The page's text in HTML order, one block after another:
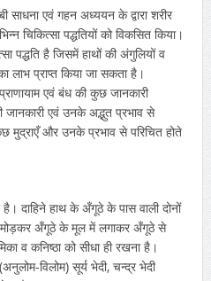
साधना एवं गहन अध्ययन के द्वारा शरीर
चिकित्सा पद्धतियों को विकसित किया।
पद्धति है जिसमें हाथों की अंगुलियों व
लाभ प्राप्त किया जा सकता है।
एवं बंध की कुछ जानकारी
जानकारी एवं उनके अद्भुत प्रभाव से
और उनके प्रभाव से परिचित होते
दाहिने हाथ के अँगूठे के पास वाली दोनों
मोड़कर अँगूठे के मूल में लगाकर अँगूठे से
व कनिष्ठा को सीधा ही रखना है।
विलोम) सूर्य भेदी, चन्द्र भेदी